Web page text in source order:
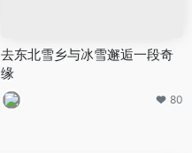
去东北雪乡与冰雪邂逅一段奇
缘
80